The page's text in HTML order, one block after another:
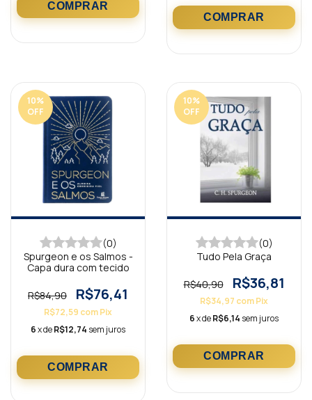
10%
OFF
(0)
Spurgeon e os Salmos -
Capa dura com tecido
R$84,90 R$76,41
R$72,59 comPix
6x deR$12,74 sem juros
10%
OFF
(0)
Tudo Pela Graça
R$40,90 R$36,81
R$34,97 comPix
6x deR$6,14 sem juros